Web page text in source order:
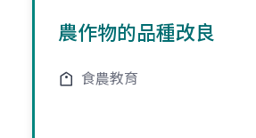
農作物的品種改良
食農教育